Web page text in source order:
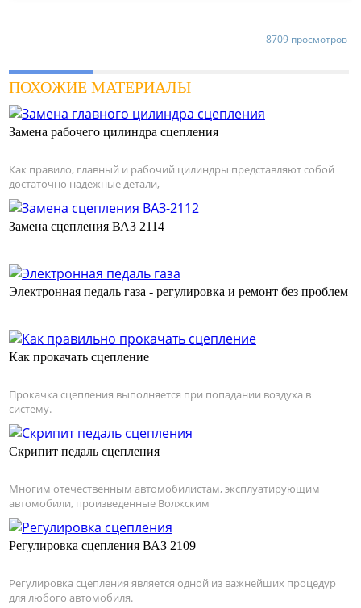
8709 просмотров
ПОХОЖИЕ МАТЕРИАЛЫ
Замена рабочего цилиндра сцепления
Как правило, главный и рабочий цилиндры представляют собой
достаточно надежные детали,
Замена сцепления ВАЗ 2114
Электронная педаль газа - регулировка и ремонт без проблем
Как прокачать сцепление
Прокачка сцепления выполняется при попадании воздуха в
систему.
Скрипит педаль сцепления
Многим отечественным автомобилистам, эксплуатирующим
автомобили, произведенные Волжским
Регулировка сцепления ВАЗ 2109
Регулировка сцепления является одной из важнейших процедур
для любого автомобиля.